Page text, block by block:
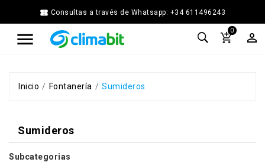
 Consultas a través de Whatsapp: +34 611496243

Home
Agua
Chimenea
Energía
Solar
Térmica

0

Inicio Fontanería Sumideros
Sumideros
Subcategorias